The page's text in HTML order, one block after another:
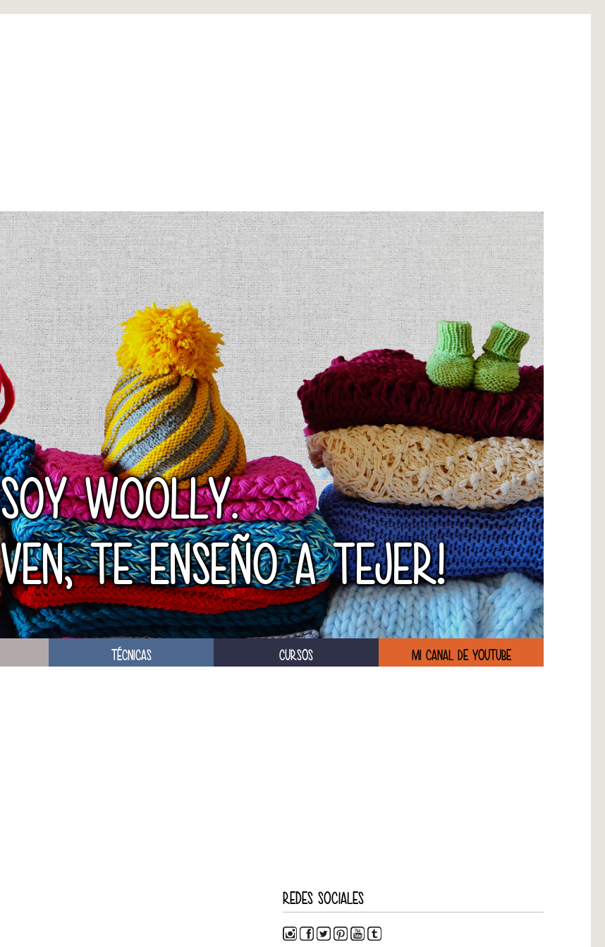
SOY WOOLLY.
VEN, TE ENSEÑO A TEJER!
TÉCNICAS CURSOS MI CANAL DE YOUTUBE
REDES SOCIALES